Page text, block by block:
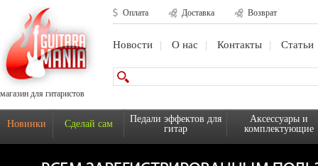
магазин для гитаристов
Оплата Доставка Возврат
Новости О нас Контакты Статьи
Новинки Сделай сам
Педали эффектов для
гитар
Аксессуары и
комплектующие